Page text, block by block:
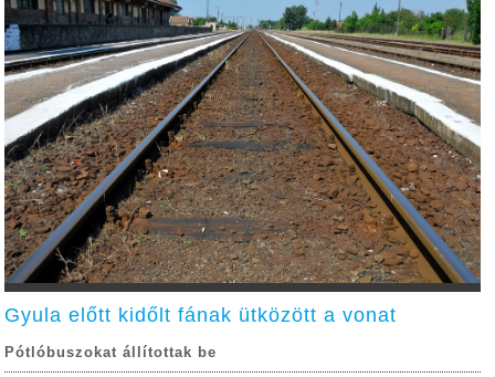
Gyula előtt kidőlt fának ütközött a vonat
Pótlóbuszokat állítottak be